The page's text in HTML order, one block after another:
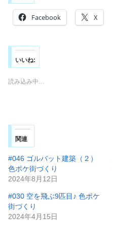
Facebook X
いいね:
読み込み中…
関連
#046 ゴルバット建築（２）
色ポケ街づくり
2024年8月12日
#030 空を飛ぶ9匹目♪ 色ポケ
街づくり
2024年4月15日